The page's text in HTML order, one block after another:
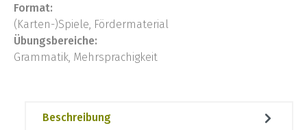
Format:
(Karten-)Spiele, Fördermaterial
Übungsbereiche:
Grammatik, Mehrsprachigkeit
Beschreibung